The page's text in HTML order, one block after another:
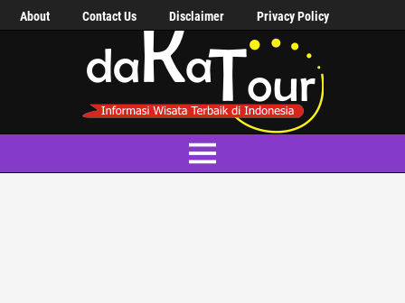
About Contact Us Disclaimer Privacy Policy